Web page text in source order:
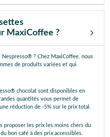
MaxiCoffee ?
Nespresso® ? Chez MaxiCoffee, nous
de produits variées et qui
chocolat sont disponibles en
quantités vous permet de
réduction de -5% sur le prix total.
proposer les prix les moins chers du
bon café à des prix accessibles.